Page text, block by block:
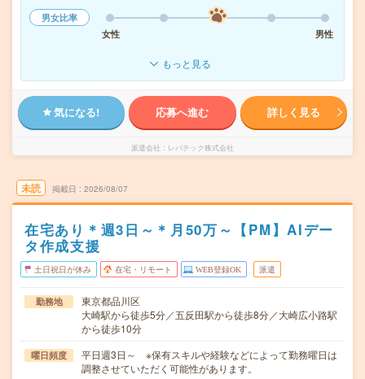
男女比率
女性
男性
もっと見る
気になる! 応募へ進む 詳しく見る
派遣会社 レバテック株式会社
未読 掲載日 2026/08/07
在宅あり＊週3日～＊月50万～【PM】AIデー
タ作成支援
土日祝日が休み 在宅・リモート WEB登録OK 派遣
勤務地
東京都品川区
大崎駅から徒歩5分／五反田駅から徒歩8分／大崎広小路駅
から徒歩10分
曜日頻度
平日週3日～ ※保有スキルや経験などによって勤務曜日は
調整させていただく可能性があります。